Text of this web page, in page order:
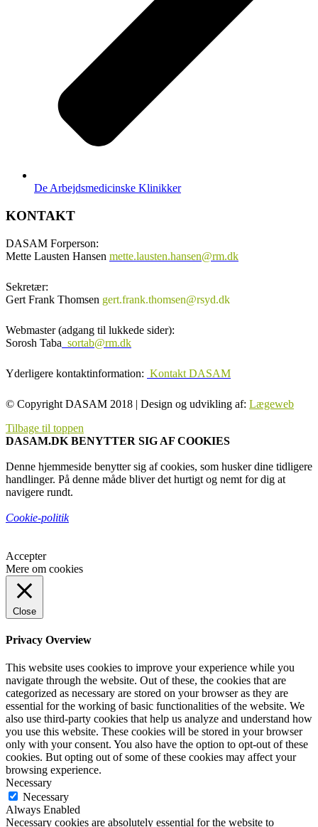
De Arbejdsmedicinske Klinikker
KONTAKT
DASAM Forperson:
Mette Lausten Hansen mette.lausten.hansen@rm.dk
Sekretær:
Gert Frank Thomsen gert.frank.thomsen@rsyd.dk
Webmaster (adgang til lukkede sider):
Sorosh Taba sortab@rm.dk
Yderligere kontaktinformation: Kontakt DASAM
© Copyright DASAM 2018 | Design og udvikling af: Lægeweb
Tilbage til toppen
DASAM.DK BENYTTER SIG AF COOKIES
Denne hjemmeside benytter sig af cookies, som husker dine tidligere
handlinger. På denne måde bliver det hurtigt og nemt for dig at
navigere rundt.
Cookie-politik
Accepter
Mere om cookies
Close
Privacy Overview
This website uses cookies to improve your experience while you
navigate through the website. Out of these, the cookies that are
categorized as necessary are stored on your browser as they are
essential for the working of basic functionalities of the website. We
also use third-party cookies that help us analyze and understand how
you use this website. These cookies will be stored in your browser
only with your consent. You also have the option to opt-out of these
cookies. But opting out of some of these cookies may affect your
browsing experience.
Necessary
Necessary
Always Enabled
Necessary cookies are absolutely essential for the website to